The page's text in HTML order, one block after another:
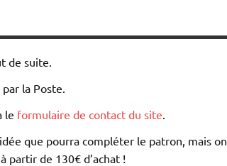
de suite.
la Poste.
le formulaire de contact du site
que pourra compléter le patron, mais on
partir de 130€ d’achat !